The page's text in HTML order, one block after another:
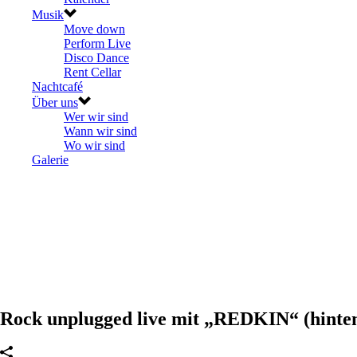
Musik
Move down
Perform Live
Disco Dance
Rent Cellar
Nachtcafé
Über uns
Wer wir sind
Wann wir sind
Wo wir sind
Galerie
Rock unplugged live mit „REDKIN“